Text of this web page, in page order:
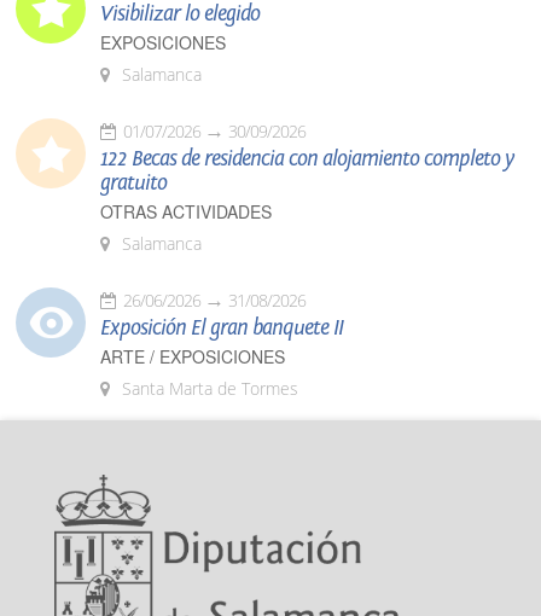
Visibilizar lo elegido
EXPOSICIONES
Salamanca
01/07/2026 30/09/2026
122 Becas de residencia con alojamiento completo y
gratuito
OTRAS ACTIVIDADES
Salamanca
26/06/2026 31/08/2026
Exposición El gran banquete II
ARTE / EXPOSICIONES
Santa Marta de Tormes